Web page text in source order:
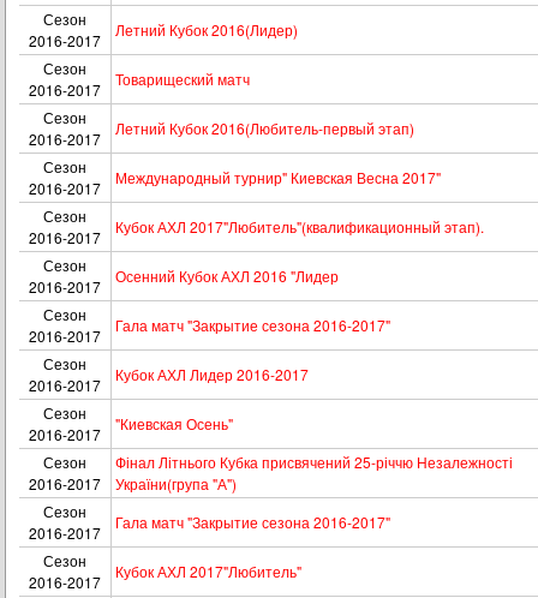
Сезон
2016-2017
Летний Кубок 2016(Лидер)
Сезон
2016-2017
Товарищеский матч
Сезон
2016-2017
Летний Кубок 2016(Любитель-первый этап)
Сезон
2016-2017
Международный турнир" Киевская Весна 2017"
Сезон
2016-2017
Кубок АХЛ 2017"Любитель"(квалификационный этап).
Сезон
2016-2017
Осенний Кубок АХЛ 2016 "Лидер
Сезон
2016-2017
Гала матч "Закрытие сезона 2016-2017"
Сезон
2016-2017
Кубок АХЛ Лидер 2016-2017
Сезон
2016-2017
"Киевская Осень"
Сезон
2016-2017
Фінал Літнього Кубка присвячений 25-річчю Незалежності
України(група "А")
Сезон
2016-2017
Гала матч "Закрытие сезона 2016-2017"
Сезон
2016-2017
Кубок АХЛ 2017"Любитель"